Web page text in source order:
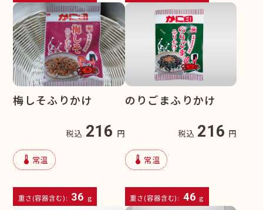
梅しそふりかけ
税込 216 円
device_thermostat 常温
重さ(容器含む): 36 g
のりごまふりかけ
税込 216 円
device_thermostat 常温
重さ(容器含む): 46 g